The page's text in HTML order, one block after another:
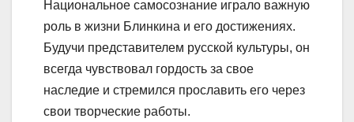
Национальное самосознание играло важную
роль в жизни Блинкина и его достижениях.
Будучи представителем русской культуры, он
всегда чувствовал гордость за свое
наследие и стремился прославить его через
свои творческие работы.